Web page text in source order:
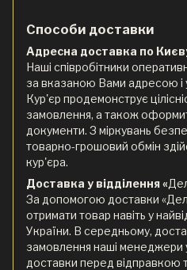
Способи доставки
Адресна доставка по
Наші співробітники
за вказаною Вами адресою і
Кур'єр продемонструє
замовлення, а також
документи. З міркувань
товарно-грошовий обмін
кур'єра.
Доставка у відділення «
За допомогою доставки
отримати товар навіть у
України. В середньому,
замовлення наші менеджери
доставки перед відправкою